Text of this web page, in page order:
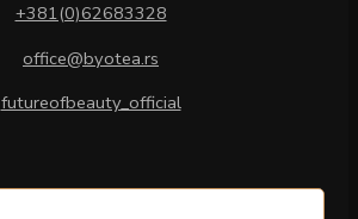
+381(0)62683328
office@byotea.rs
futureofbeauty_official